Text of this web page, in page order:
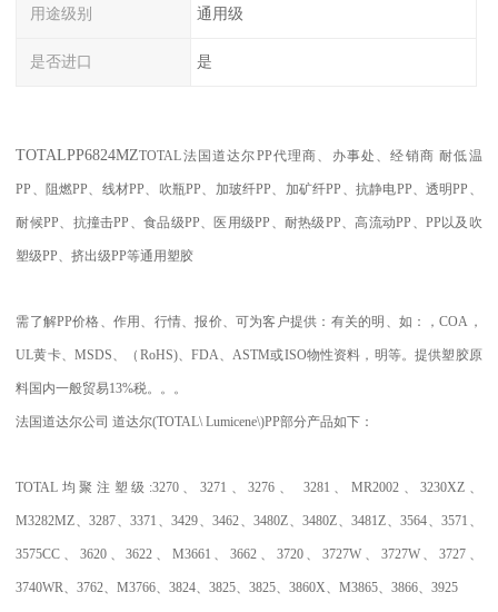
用途级别 通用级
是否进口 是
TOTALPP6824MZTOTAL法国道达尔PP代理商、办事处、经销商耐低温
PP 、阻燃PP、线材PP、吹瓶PP、加玻纤PP、加矿纤PP 、抗静电PP、透明PP 、
耐候PP、抗撞击PP 、食品级PP、医用级PP 、耐热级PP、高流动PP 、 PP 以及吹
塑级PP、挤出级PP等通用塑胶
需了解PP价格、作用、行情、报价、可为客户提供：有关的明、如：，COA ，
UL黄卡、 MSDS、 （ RoHS)、 FDA、ASTM或ISO物性资料，明等。提供塑胶原
料国内一般贸易13%税。。。
法国道达尔公司 道达尔(TOTAL\ Lumicene\)PP部分产品如下：
TOTAL 均聚注塑级 :3270、 3271 、3276 、 3281 、 MR2002、3230XZ 、
M3282MZ、3287、3371 、3429、3462、3480Z、3480Z、3481Z、3564、3571 、
3575CC 、 3620、3622 、 M3661 、3662 、 3720、3727W 、 3727W、 3727、
3740WR、3762、M3766、3824、3825、3825、3860X、M3865、3866、3925